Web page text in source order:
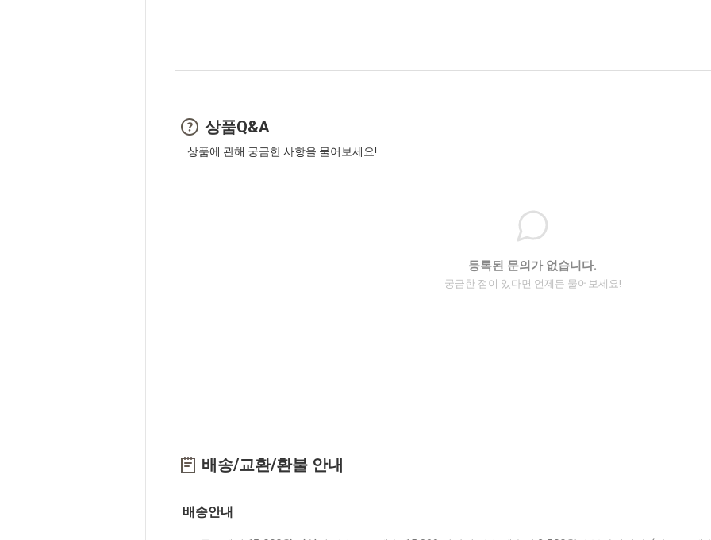
상품Q&A
상품에 관해 궁금한 사항을 물어보세요!
등록된 문의가 없습니다.
궁금한 점이 있다면 언제든 물어보세요!
배송/교환/환불 안내
배송안내